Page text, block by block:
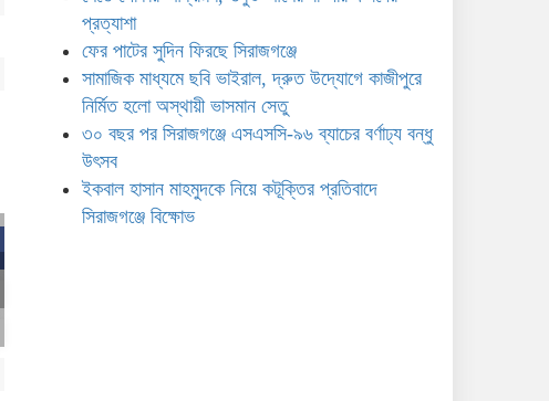
ইকবাল হাসান মাহমুদকে নিয়ে
বিক্ষোভ
প্রত্যাশা
ফের পাটের সুদিন ফিরছে সিরাজগঞ্জে
সামাজিক মাধ্যমে ছবি ভাইরাল, দ্রুত উদ্যোগে কাজীপুরে
নির্মিত হলো অস্থায়ী ভাসমান সেতু
৩০ বছর পর সিরাজগঞ্জে এসএসসি-৯৬ ব্যাচের বর্ণাঢ্য বন্ধু
উৎসব
ইকবাল হাসান মাহমুদকে নিয়ে কটূক্তির প্রতিবাদে
সিরাজগঞ্জে বিক্ষোভ